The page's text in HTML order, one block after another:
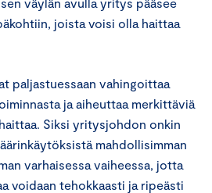
joista voisi olla haittaa
paljastuessaan vahingoittaa
ja aiheuttaa merkittäviä
Siksi yritysjohdon onkin
mahdollisimman
varhaisessa vaiheessa, jotta
voidaan tehokkaasti ja ripeästi